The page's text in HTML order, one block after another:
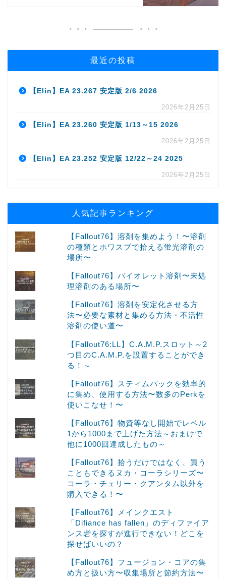
最近の投稿
【Elin】EA 23.267 安定版 2/6 2026
2026年2月25日
【Elin】EA 23.260 安定版 1/13～15 2026
2026年2月25日
【Elin】EA 23.252 安定版 12/22～24 2025
2026年2月25日
人気記事ランキング
【Fallout76】溶剤を集めよう！〜溶剤
の種類とホワスプで拾える蛍光溶剤の
場所〜
【Fallout76】バイオレット溶剤〜未処
理溶剤のある場所〜
【Fallout76】溶剤を安定化させる方
法〜必要な素材と集める方法・不活性
溶剤の使い道〜
【Fallout76:LL】C.A.M.P.スロット～2
つ目のC.A.M.P.を設置することができ
る！～
【Fallout76】スティムパックを効率的
に集め、使用する方法〜数多のPerkを
使いこなせ！〜
【Fallout76】物資等なし開始でレベル
1から1000まで上げた方法～おまけで
他に1000回達成したもの～
【Fallout76】拾うだけではなく、買う
こともできるヌカ・コーラシリーズ〜
コーラ・チェリー・クアンタム以外を
購入できる！〜
【Fallout76】メインクエスト
「Difiance has fallen」のディファイア
ンス砦を探すが進行できない！どこを
探せばいいの？
【Fallout76】フュージョン・コアの集
め方と扱い方〜収集場所と節約方法〜